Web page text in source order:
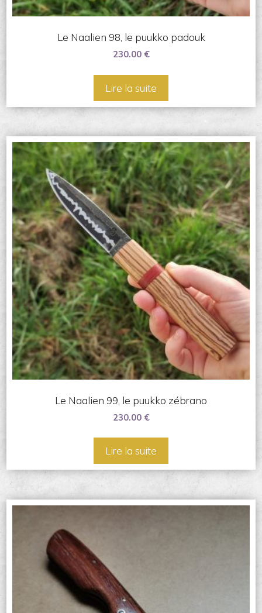
Le Naalien 98, le puukko padouk
230.00 €
Lire la suite
Le Naalien 99, le puukko zébrano
230.00 €
Lire la suite